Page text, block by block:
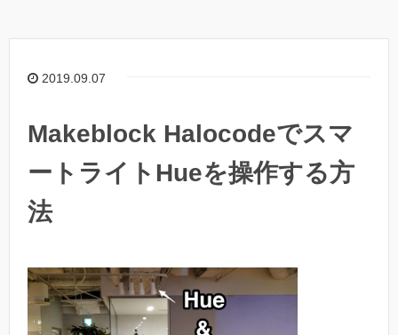
2019.09.07
Makeblock Halocodeでスマ
ートライトHueを操作する方
法